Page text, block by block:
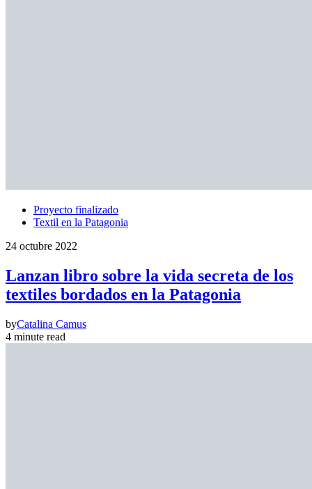
Proyecto finalizado
Textil en la Patagonia
24 octubre 2022
Lanzan libro sobre la vida secreta de los
textiles bordados en la Patagonia
byCatalina Camus
4 minute read